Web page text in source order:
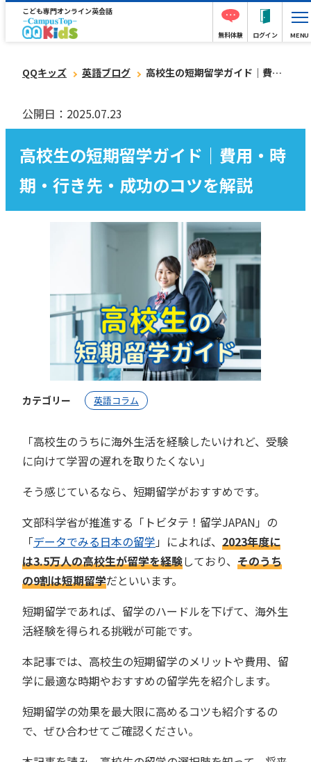
こども専門オンライン英会話
無料体験 ログイン MENU
QQキッズ 英語ブログ 高校生の短期留学ガイド｜費用・時期・行き先・成功のコツを解説
公開日：2025.07.23
高校生の短期留学ガイド｜費用・時
期・行き先・成功のコツを解説
カテゴリー 英語コラム
「高校生のうちに海外生活を経験したいけれど、受験
に向けて学習の遅れを取りたくない」
そう感じているなら、短期留学がおすすめです。
文部科学省が推進する「トビタテ！留学JAPAN」の
「データでみる日本の留学 」によれば、 2023年度に
は3.5万人の高校生が留学を経験しており、 そのうち
の9割は短期留学だといいます。
短期留学であれば、留学のハードルを下げて、海外生
活経験を得られる挑戦が可能です。
本記事では、高校生の短期留学のメリットや費用、留
学に最適な時期やおすすめの留学先を紹介します。
短期留学の効果を最大限に高めるコツも紹介するの
で、ぜひ合わせてご確認ください。